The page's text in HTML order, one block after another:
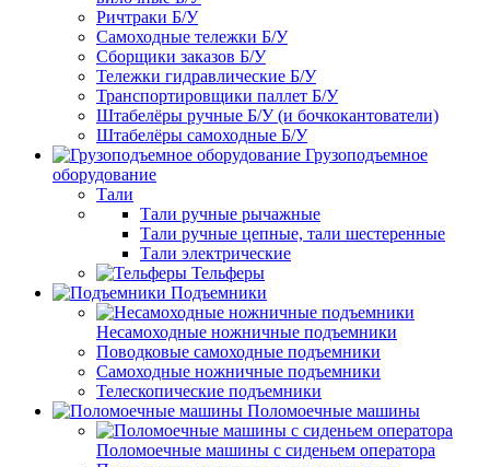
Ричтраки Б/У
Самоходные тележки Б/У
Сборщики заказов Б/У
Тележки гидравлические Б/У
Транспортировщики паллет Б/У
Штабелёры ручные Б/У (и бочкокантователи)
Штабелёры самоходные Б/У
Грузоподъемное
оборудование
Тали
Тали ручные рычажные
Тали ручные цепные, тали шестеренные
Тали электрические
Тельферы
Подъемники
Несамоходные ножничные подъемники
Поводковые самоходные подъемники
Самоходные ножничные подъемники
Телескопические подъемники
Поломоечные машины
Поломоечные машины с сиденьем оператора